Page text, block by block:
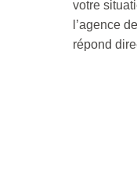
votre
l’agence
répond